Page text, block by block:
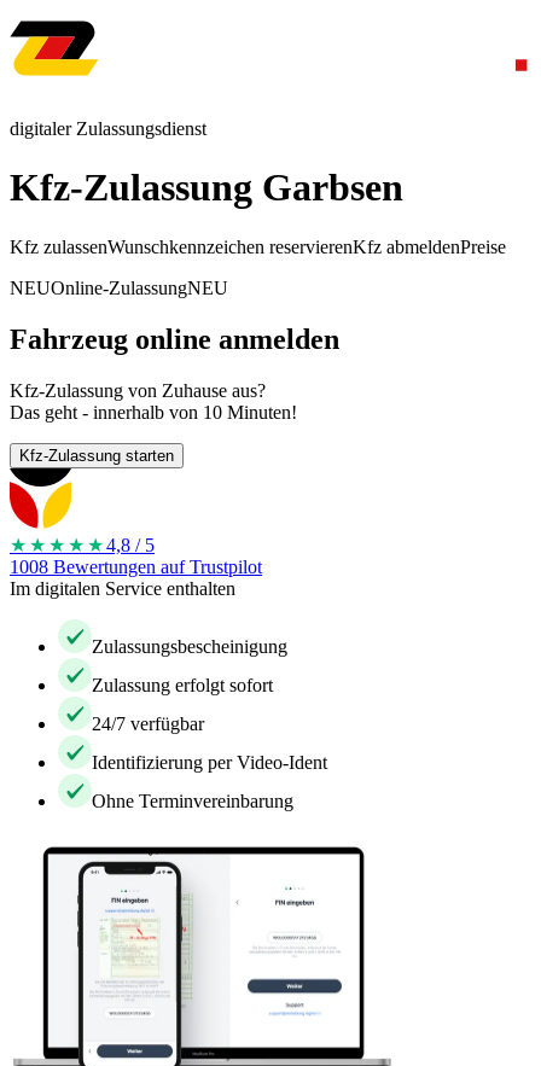
digitaler Zulassungsdienst
Kfz-Zulassung Garbsen
Kfz zulassenWunschkennzeichen reservierenKfz abmeldenPreise
NEUOnline-ZulassungNEU
Fahrzeug online anmelden
Kfz-Zulassung von Zuhause aus?
Das geht - innerhalb von 10 Minuten!
Kfz-Zulassung starten
★★★★ ★4,8 / 5
1008 Bewertungen auf Trustpilot
Im digitalen Service enthalten
Zulassungsbescheinigung
Zulassung erfolgt sofort
24/7 verfügbar
Identifizierung per Video-Ident
Ohne Terminvereinbarung